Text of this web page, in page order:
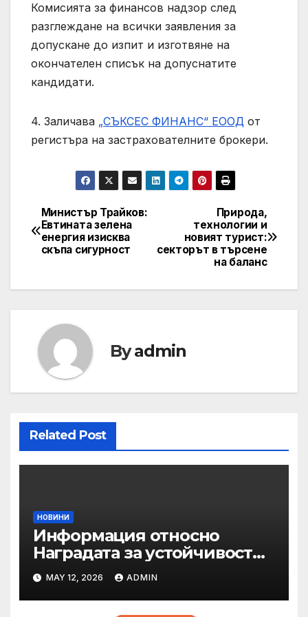
Комисията за финансов надзор след
разглеждане на всички заявления за
допускане до изпит и изготвяне на
окончателен списък на допуснатите
кандидати.
4. Заличава „СЪКСЕС ФИНАНС“ ЕООД от
регистъра на застрахователните брокери.
Post
navigation
Природа,
технологии и
новият турист:
секторът в търсене
на баланс
Министър Трайков:
Евтината зелена
енергия изисква
скъпа сигурност
Byadmin
Related Post
НОВИНИ
Информация относно
Наградата за устойчивост
на ОАЕ „Зайед“
MAY 12, 2026 ADMIN